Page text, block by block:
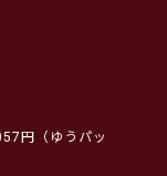
円（ゆうパッ